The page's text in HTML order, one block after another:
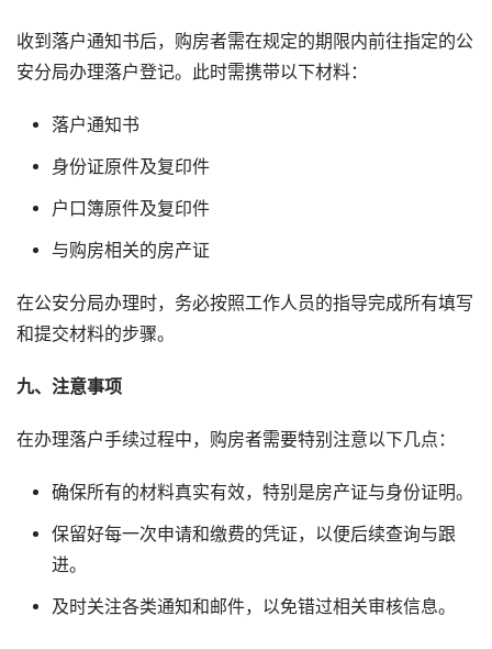
收到落户通知书后，购房者需在规定的期限内前往指定的公
安分局办理落户登记。此时需携带以下材料：
落户通知书
身份证原件及复印件
户口簿原件及复印件
与购房相关的房产证
在公安分局办理时，务必按照工作人员的指导完成所有填写
和提交材料的步骤。
九、注意事项
在办理落户手续过程中，购房者需要特别注意以下几点：
确保所有的材料真实有效，特别是房产证与身份证明。
保留好每一次申请和缴费的凭证，以便后续查询与跟
进。
及时关注各类通知和邮件，以免错过相关审核信息。